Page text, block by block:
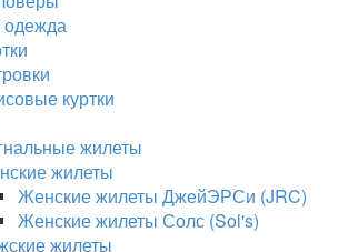
одежда
куртки
жилеты
жилеты
Женские жилеты ДжейЭРСи (JRC)
Женские жилеты Солс (Sol's)
жилеты